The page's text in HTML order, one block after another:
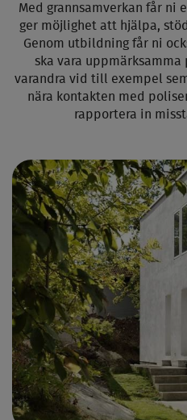
Med grannsamverkan får ni
ger möjlighet att hjälpa,
Genom utbildning får ni
ska vara
varandra vid till exempel
nära kontakten med
rapportera in